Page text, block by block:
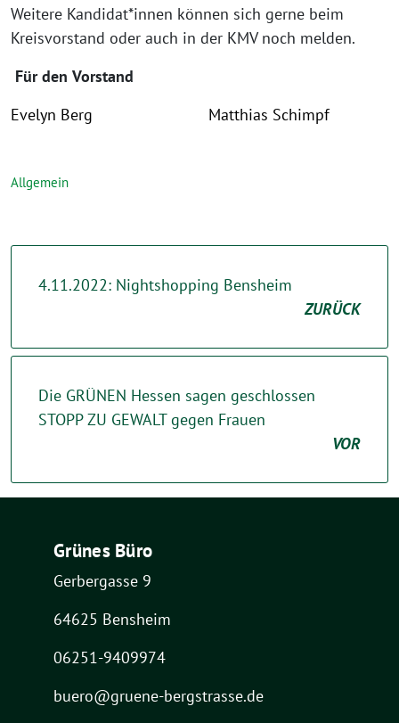
Weitere Kandidat*innen können sich gerne beim
Kreisvorstand oder auch in der KMV noch melden.
Für den Vorstand
Evelyn Berg Matthias Schimpf
Allgemein
4.11.2022: Nightshopping Bensheim
ZURÜCK
Die GRÜNEN Hessen sagen geschlossen
STOPP ZU GEWALT gegen Frauen
VOR
Grünes Büro
Gerbergasse 9
64625 Bensheim
06251-9409974
buero@gruene-bergstrasse.de